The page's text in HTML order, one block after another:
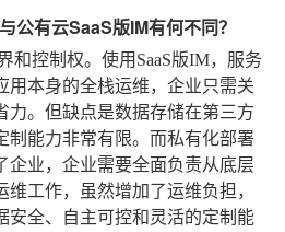
公有云SaaS版IM有何不同？
和控制权。使用SaaS版IM，服务
用本身的全栈运维，企业只需关
力。但缺点是数据存储在第三方
制能力非常有限。而私有化部署
企业，企业需要全面负责从底层
工作，虽然增加了运维负担，
安全、自主可控和灵活的定制能